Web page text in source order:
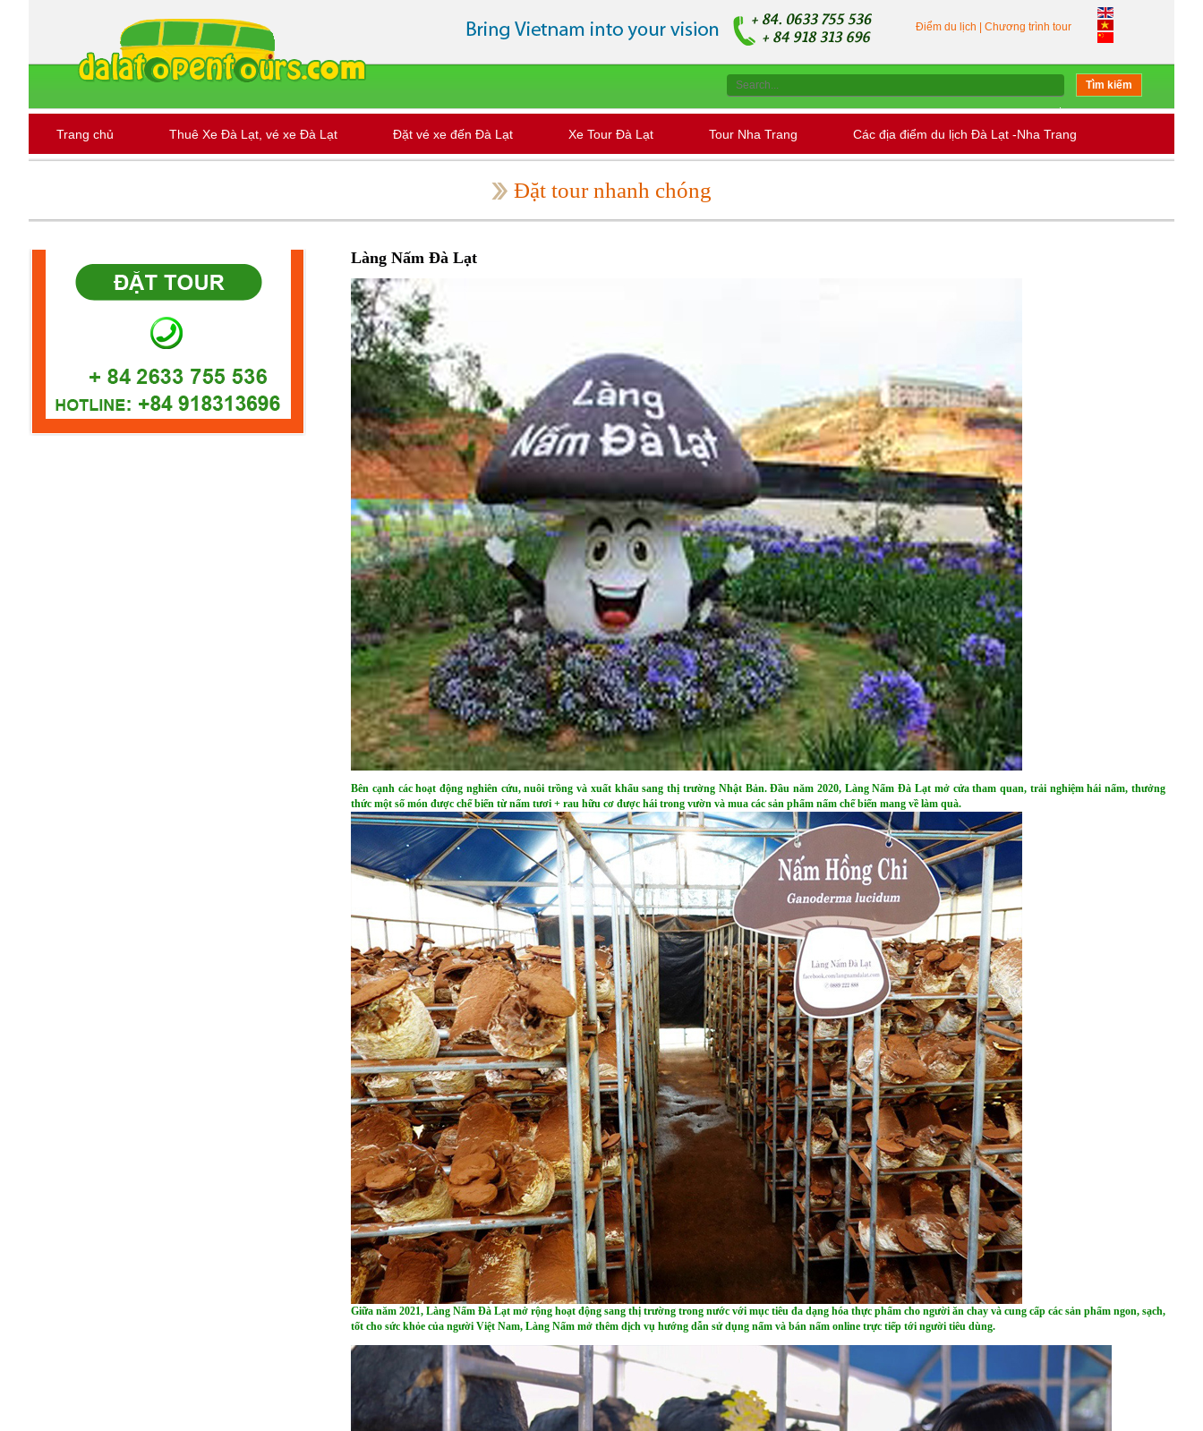
Điểm du lịch Chương trình tour
Tìm kiếm
Trang chủ Thuê Xe Đà Lạt, vé xe Đà Lạt Đặt vé xe đến Đà Lạt Xe Tour Đà Lạt Tour Nha Trang Các địa điểm du lịch Đà Lạt -Nha Trang
Đặt tour nhanh chóng
Làng Nấm Đà Lạt
Bên cạnh các hoạt động nghiên cứu, nuôi trồng và xuất khẩu sang thị trường Nhật Bản. Đầu năm 2020, Làng Nấm Đà Lạt mở cửa tham quan, trải nghiệm hái nấm, thưởng
thức một số món được chế biến từ nấm tươi + rau hữu cơ được hái trong vườn và mua các sản phẩm nấm chế biến mang về làm quà.
Giữa năm 2021, Làng Nấm Đà Lạt mở rộng hoạt động sang thị trường trong nước với mục tiêu đa dạng hóa thực phẩm cho người ăn chay và cung cấp các sản phẩm ngon, sạch,
tốt cho sức khỏe của người Việt Nam, Làng Nấm mở thêm dịch vụ hướng dẫn sử dụng nấm và bán nấm online trực tiếp tới người tiêu dùng.